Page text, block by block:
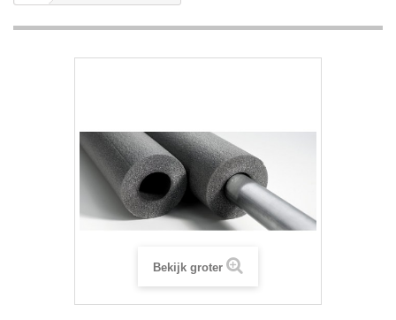
Bekijk groter